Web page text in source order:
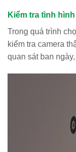
Kiểm tra tình
Trong quá trình
kiểm tra camera
quan sát ban